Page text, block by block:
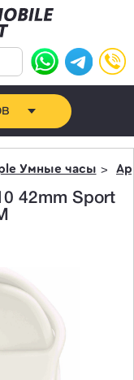
Умные часы
42mm Sport